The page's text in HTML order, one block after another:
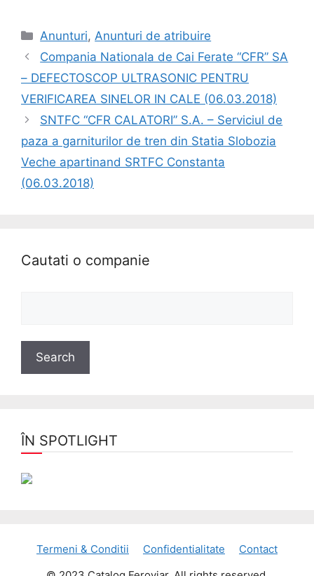
Anunturi, Anunturi de atribuire
Compania Nationala de Cai Ferate “CFR” SA
– DEFECTOSCOP ULTRASONIC PENTRU
VERIFICAREA SINELOR IN CALE (06.03.2018)
SNTFC “CFR CALATORI” S.A. – Serviciul de
paza a garniturilor de tren din Statia Slobozia
Veche apartinand SRTFC Constanta
(06.03.2018)
Cautati o companie
ÎN SPOTLIGHT
Termeni & Conditii Confidentialitate
Contact